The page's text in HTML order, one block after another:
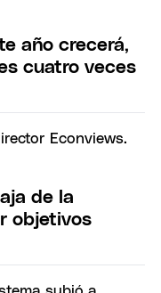
año crecerá,
cuatro veces
de la
objetivos